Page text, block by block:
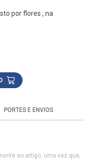
por flores , na
PORTES E ENVIOS
ao artigo, uma vez que,